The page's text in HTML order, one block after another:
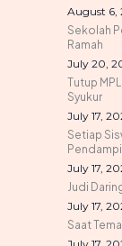
August 6,
Sekolah
Ramah
July 20,
Tutup
Syukur
July 17,
Setiap
July 17,
Judi
July 17,
Saat